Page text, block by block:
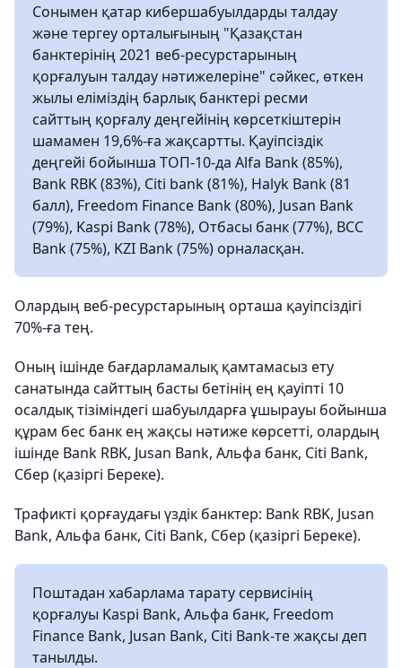
Сонымен қатар кибершабуылдарды талдау
және тергеу орталығының "Қазақстан
банктерінің 2021 веб-ресурстарының
қорғалуын талдау нәтижелеріне" сәйкес, өткен
жылы еліміздің барлық банктері ресми
сайттың қорғалу деңгейінің көрсеткіштерін
шамамен 19,6%-ға жақсартты. Қауіпсіздік
деңгейі бойынша ТОП-10-да Alfa Bank (85%),
Bank RBK (83%), Citi bank (81%), Halyk Bank (81
балл), Freedom Finance Bank (80%), Jusan Bank
(79%), Kaspi Bank (78%), Отбасы банк (77%), BCC
Bank (75%), KZI Bank (75%) орналасқан.
Олардың веб-ресурстарының орташа қауіпсіздігі
70%-ға тең.
Оның ішінде бағдарламалық қамтамасыз ету
санатында сайттың басты бетінің ең қауіпті 10
осалдық тізіміндегі шабуылдарға ұшырауы бойынша
құрам бес банк ең жақсы нәтиже көрсетті, олардың
ішінде Bank RBK, Jusan Bank, Альфа банк, Citi Bank,
Сбер (қазіргі Береке).
Трафикті қорғаудағы үздік банктер: Bank RBK, Jusan
Bank, Альфа банк, Citi Bank, Сбер (қазіргі Береке).
Поштадан хабарлама тарату сервисінің
қорғалуы Kaspi Bank, Альфа банк, Freedom
Finance Bank, Jusan Bank, Citi Bank-те жақсы деп
танылды.